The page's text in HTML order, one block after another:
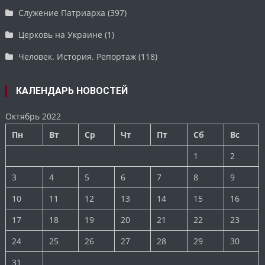
Служение Патриарха (397)
Церковь на Украине (1)
Человек. История. Репортаж (118)
КАЛЕНДАРЬ НОВОСТЕЙ
Октябрь 2022
Пн
Вт Ср Чт Пт Сб
Вс
1
2
3
4 5 6 7 8
9
10
11 12 13 14 15
16
17
18 19 20 21 22
23
24
25 26 27 28 29
30
31